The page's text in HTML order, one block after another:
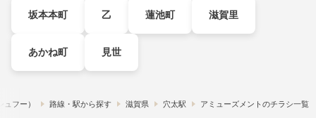
坂本本町 乙 蓮池町 滋賀里
あかね町 見世
フー） 路線・駅から探す 滋賀県 穴太駅 アミューズメントのチラシ一覧